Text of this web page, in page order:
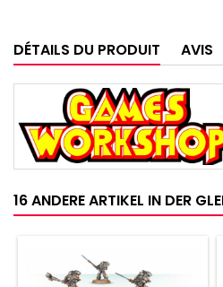
DÉTAILS DU PRODUIT AVIS
16 ANDERE ARTIKEL IN DER